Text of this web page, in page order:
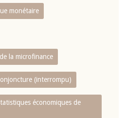
monétaire
la microfinance
(interrompu)
économiques de